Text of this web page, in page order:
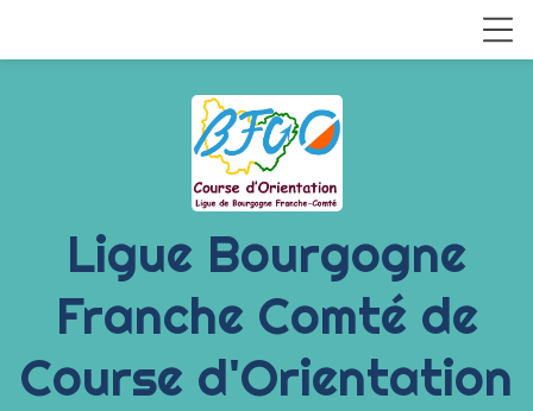
Ligue Bourgogne
Franche Comté de
Course d'Orientation